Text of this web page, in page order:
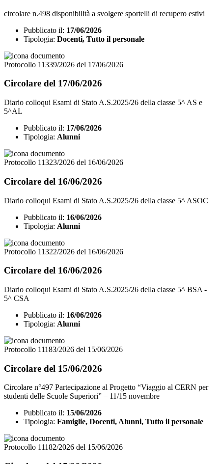
circolare n.498 disponibilità a svolgere sportelli di recupero estivi
Pubblicato il: 17/06/2026
Tipologia: Docenti, Tutto il personale
Protocollo 11339/2026 del 17/06/2026
Circolare del 17/06/2026
Diario colloqui Esami di Stato A.S.2025/26 della classe 5^ AS e
5^AL
Pubblicato il: 17/06/2026
Tipologia: Alunni
Protocollo 11323/2026 del 16/06/2026
Circolare del 16/06/2026
Diario colloqui Esami di Stato A.S.2025/26 della classe 5^ ASOC
Pubblicato il: 16/06/2026
Tipologia: Alunni
Protocollo 11322/2026 del 16/06/2026
Circolare del 16/06/2026
Diario colloqui Esami di Stato A.S.2025/26 della classe 5^ BSA -
5^ CSA
Pubblicato il: 16/06/2026
Tipologia: Alunni
Protocollo 11183/2026 del 15/06/2026
Circolare del 15/06/2026
Circolare n°497 Partecipazione al Progetto “Viaggio al CERN per
studenti delle Scuole Superiori” – 11/15 novembre
Pubblicato il: 15/06/2026
Tipologia: Famiglie, Docenti, Alunni, Tutto il personale
Protocollo 11182/2026 del 15/06/2026